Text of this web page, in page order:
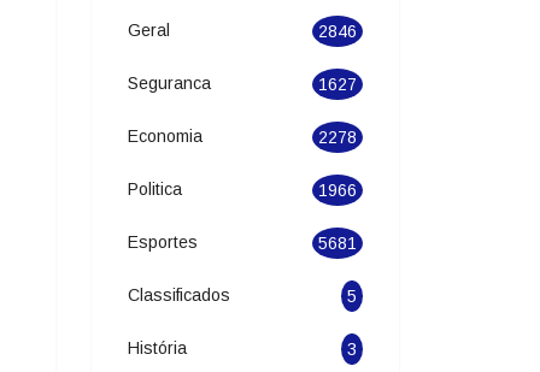
Noticias 20396
Geral 2846
Seguranca 1627
Economia 2278
Politica 1966
Esportes 5681
Classificados 5